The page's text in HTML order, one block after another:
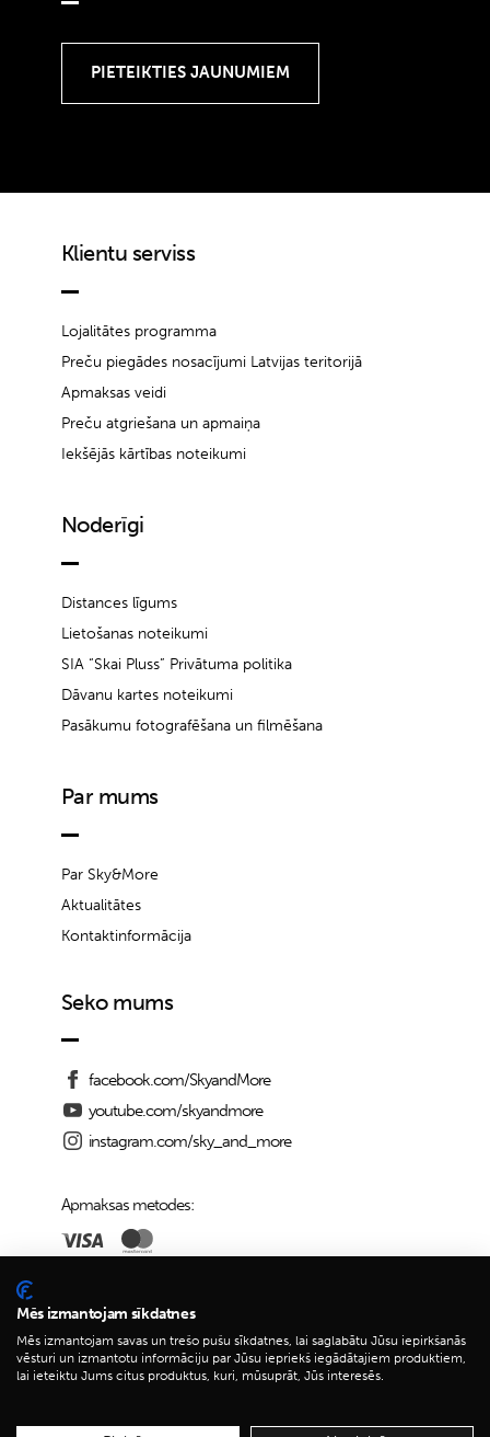
Klientu serviss
Lojalitātes programma
Preču piegādes nosacījumi Latvijas teritorijā
Apmaksas veidi
Preču atgriešana un apmaiņa
Iekšējās kārtības noteikumi
Noderīgi
Distances līgums
Lietošanas noteikumi
SIA “Skai Pluss” Privātuma politika
Dāvanu kartes noteikumi
Pasākumu fotografēšana un filmēšana
Par mums
Par Sky&More
Aktualitātes
Kontaktinformācija
Seko mums
facebook.com/SkyandMore
youtube.com/skyandmore
instagram.com/sky_and_more
Apmaksas metodes:
Piegādes iespējas:
Mēs izmantojam sīkdatnes
Mēs izmantojam savas un trešo pušu sīkdatnes, lai saglabātu Jūsu iepirkšanās
vēsturi un izmantotu informāciju par Jūsu iepriekš iegādātajiem produktiem,
lai ieteiktu Jums citus produktus, kuri, mūsuprāt, Jūs interesēs.